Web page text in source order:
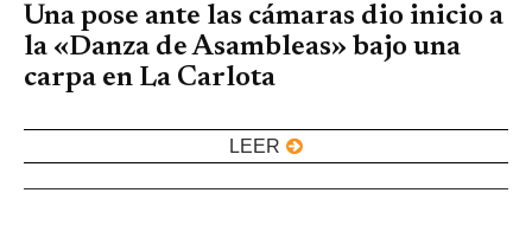
Una pose ante las cámaras dio inicio a
la «Danza de Asambleas» bajo una
carpa en La Carlota
LEER